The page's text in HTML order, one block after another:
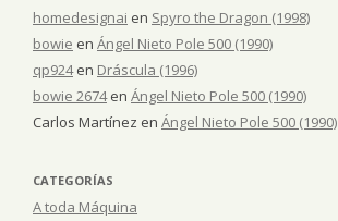
homedesignai en Spyro the Dragon (1998)
bowie en Ángel Nieto Pole 500 (1990)
qp924en Dráscula (1996)
bowie 2674en Ángel Nieto Pole 500 (1990)
Carlos Martínez en Ángel Nieto Pole 500 (1990)
CATEGORÍAS
A toda Máquina